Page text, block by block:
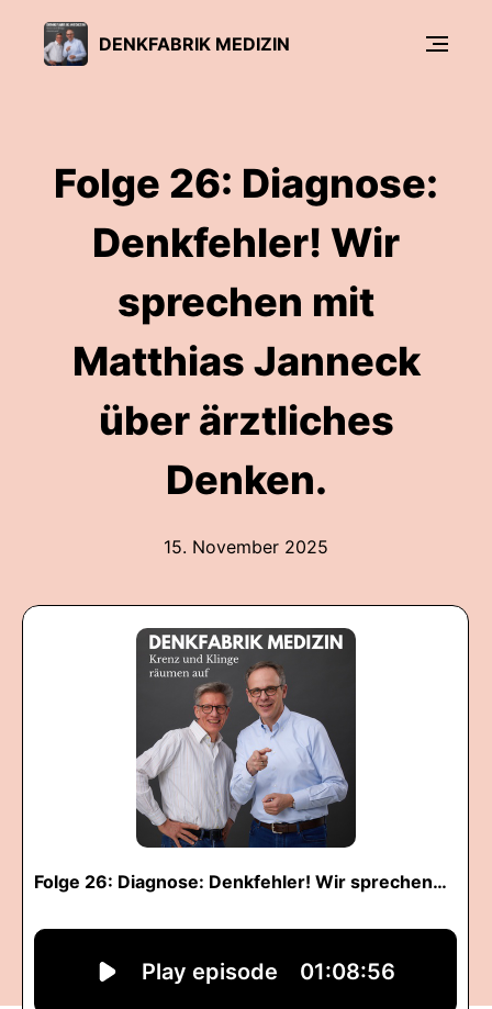
DENKFABRIK MEDIZIN
Folge 26: Diagnose:
Denkfehler! Wir
sprechen mit
Matthias Janneck
über ärztliches
Denken.
15. November 2025